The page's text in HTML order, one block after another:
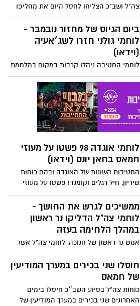
צה"ל ושב"כ הצליחו לחסל היום את מחליפו
של מפקד גדוד שג'אעיה, שחוסל במהלך
המלחמה. עמאד קריקע, שחוסל היום, שימש
כסגן מפקד גדוד שג׳עייה משנת 2019 והוא
לקח חלק בקידום מתווי ירי נ״ט ופשיטות
לשטח הארץ
ביום הגיוס של מחזור נובמבר -
לוחמי גולני חזרו לשג׳אעיה
(וידאו)
לוחמי החטיבה ניהלו קרבות במקום במלחמת
צוק איתן - אז גם נהרג בן העיר אשדוד סמל
בן עונונו הי"ד. היום, כעשור אחרי וביום הגיוס
של מחזורת נובמבר, הם חוזרים להילחם
באותה השכונה: "איבדנו כאן חברים ולוחמים,
היום זה הזמן שלנו". צפו בתיעוד מהלחימה
לוחמי אוגדה 98 פשטו על מעוזי
חמאס בחאן יונס (וידאו)
החטיבות השונות של האוגדה ובהם כוחות
שיריון, חיל רגלים וקומנדו פשטו על מעוזי
החמאס באזור חאן יונס, מנהלים קרבות עם
מחבלים ומשמידים תשתיות טרור. צפו בדבריו
של מפקד האוגדה מתוך הרצועה
ממשיכים לגרש את החושך -
לוחמי צה"ל הדליקו נר ראשון
במהלך הלחימה בעזה
אמש נר ראשון של חנוכה, לוחמי צה"ל אשר
נמצאים בדרום ובצפון רצועת עזה הדליקו
נרות בשדה הקרב. זה אמנם הנר הראשון של
חנוכה אבל האור שלנו מעולם לא היה חזק
יותר. חג חנוכה שמח מצה״ל
חוסלו שני בכירים במערך המודיעין
של חמאס
כוחות צה"ל בסיוע השב״כ חיסלו בימים
האחרונים שני בכירים במערך המודיעין של